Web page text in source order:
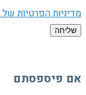
מדיניות הפרטיות
שליחה
אם פיספסתם